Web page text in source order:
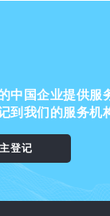
中国企业提供服
到我们的服务机
登记